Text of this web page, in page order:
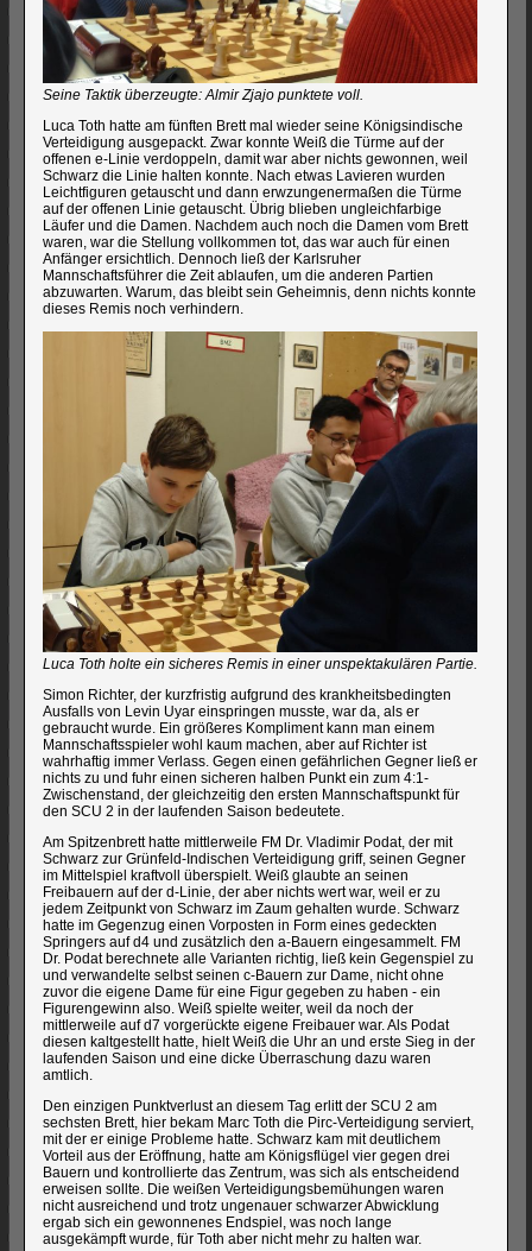
Seine Taktik überzeugte: Almir Zjajo punktete voll.
Luca Toth hatte am fünften Brett mal wieder seine Königsindische
Verteidigung ausgepackt. Zwar konnte Weiß die Türme auf der
offenen e-Linie verdoppeln, damit war aber nichts gewonnen, weil
Schwarz die Linie halten konnte. Nach etwas Lavieren wurden
Leichtfiguren getauscht und dann erwzungenermaßen die Türme
auf der offenen Linie getauscht. Übrig blieben ungleichfarbige
Läufer und die Damen. Nachdem auch noch die Damen vom Brett
waren, war die Stellung vollkommen tot, das war auch für einen
Anfänger ersichtlich. Dennoch ließ der Karlsruher
Mannschaftsführer die Zeit ablaufen, um die anderen Partien
abzuwarten. Warum, das bleibt sein Geheimnis, denn nichts konnte
dieses Remis noch verhindern.
Luca Toth holte ein sicheres Remis in einer unspektakulären Partie.
Simon Richter, der kurzfristig aufgrund des krankheitsbedingten
Ausfalls von Levin Uyar einspringen musste, war da, als er
gebraucht wurde. Ein größeres Kompliment kann man einem
Mannschaftsspieler wohl kaum machen, aber auf Richter ist
wahrhaftig immer Verlass. Gegen einen gefährlichen Gegner ließ er
nichts zu und fuhr einen sicheren halben Punkt ein zum 4:1-
Zwischenstand, der gleichzeitig den ersten Mannschaftspunkt für
den SCU 2 in der laufenden Saison bedeutete.
Am Spitzenbrett hatte mittlerweile FM Dr. Vladimir Podat, der mit
Schwarz zur Grünfeld-Indischen Verteidigung griff, seinen Gegner
im Mittelspiel kraftvoll überspielt. Weiß glaubte an seinen
Freibauern auf der d-Linie, der aber nichts wert war, weil er zu
jedem Zeitpunkt von Schwarz im Zaum gehalten wurde. Schwarz
hatte im Gegenzug einen Vorposten in Form eines gedeckten
Springers auf d4 und zusätzlich den a-Bauern eingesammelt. FM
Dr. Podat berechnete alle Varianten richtig, ließ kein Gegenspiel zu
und verwandelte selbst seinen c-Bauern zur Dame, nicht ohne
zuvor die eigene Dame für eine Figur gegeben zu haben - ein
Figurengewinn also. Weiß spielte weiter, weil da noch der
mittlerweile auf d7 vorgerückte eigene Freibauer war. Als Podat
diesen kaltgestellt hatte, hielt Weiß die Uhr an und erste Sieg in der
laufenden Saison und eine dicke Überraschung dazu waren
amtlich.
Den einzigen Punktverlust an diesem Tag erlitt der SCU 2 am
sechsten Brett, hier bekam Marc Toth die Pirc-Verteidigung serviert,
mit der er einige Probleme hatte. Schwarz kam mit deutlichem
Vorteil aus der Eröffnung, hatte am Königsflügel vier gegen drei
Bauern und kontrollierte das Zentrum, was sich als entscheidend
erweisen sollte. Die weißen Verteidigungsbemühungen waren
nicht ausreichend und trotz ungenauer schwarzer Abwicklung
ergab sich ein gewonnenes Endspiel, was noch lange
ausgekämpft wurde, für Toth aber nicht mehr zu halten war.